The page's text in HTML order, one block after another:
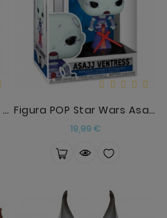
Figura POP Five Nights At Freddys Help Wanted 2 Gl Figura POP Star Wars Asajj Ventress
19,99 €Precio